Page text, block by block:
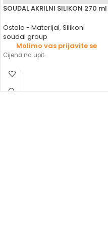
SOUDAL AKRILNI SILIKON 270 ml
Ostalo - Materijal, Silikoni
soudal group
Molimo vas prijavite se
Cijena na upit.